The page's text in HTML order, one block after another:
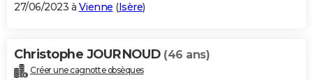
27/06/2023 à Vienne (Isère)
Christophe JOURNOUD (46 ans)
Créer une cagnotte obsèques